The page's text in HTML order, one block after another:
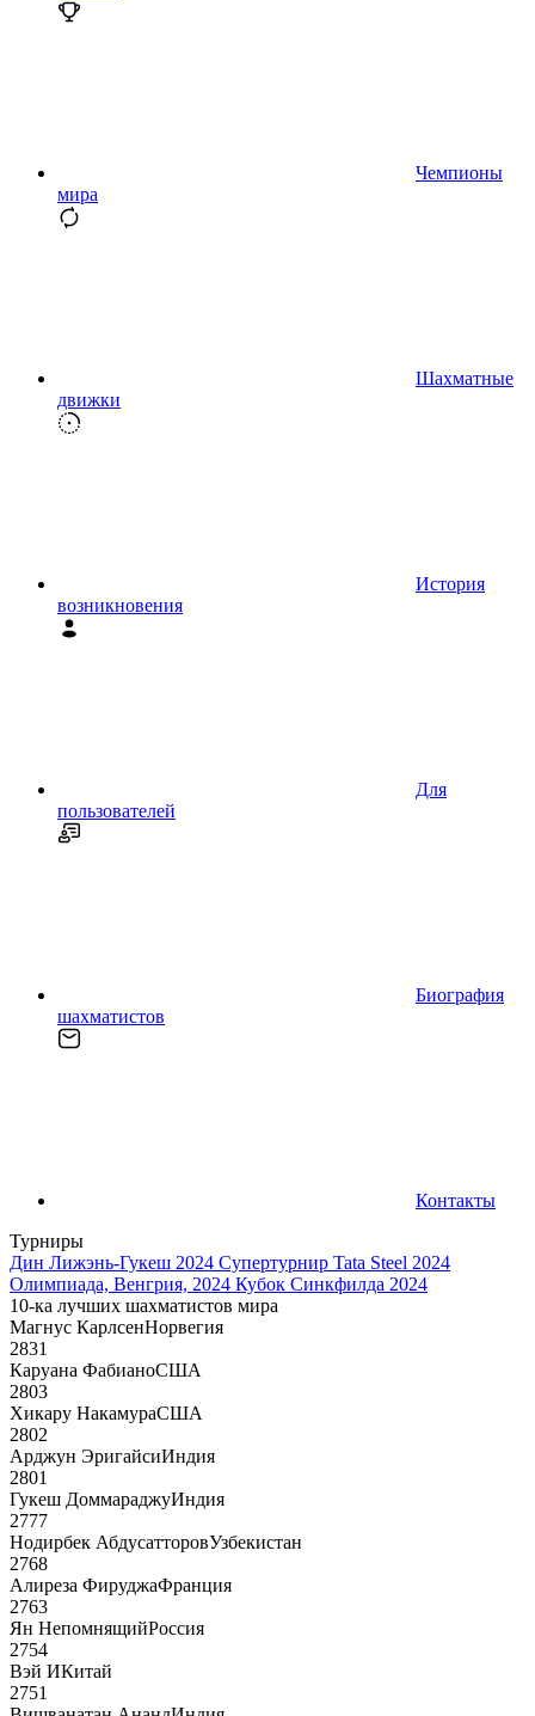
Чемпионы
мира
Шахматные
движки
История
возникновения
Для
пользователей
Биография
шахматистов
Контакты
Турниры
Дин Лижэнь-Гукеш 2024 Супертурнир Tata Steel 2024
Олимпиада, Венгрия, 2024 Кубок Синкфилда 2024
10-ка лучших шахматистов мира
Магнус КарлсенНорвегия
2831
Каруана ФабианоСША
2803
Хикару НакамураСША
2802
Арджун ЭригайсиИндия
2801
Гукеш ДоммараджуИндия
2777
Нодирбек АбдусатторовУзбекистан
2768
Алиреза ФируджаФранция
2763
Ян НепомнящийРоссия
2754
Вэй ИКитай
2751